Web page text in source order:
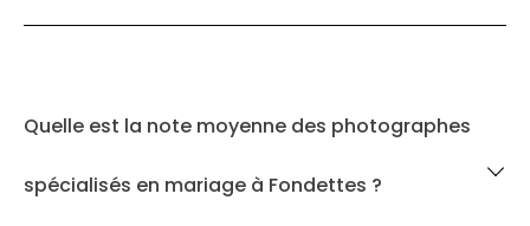
Quelle est la note moyenne des photographes
spécialisés en mariage à Fondettes ?